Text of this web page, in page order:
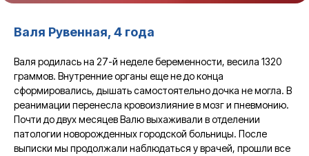
Валя Рувенная, 4 года
Валя родилась на 27-й неделе беременности, весила 1320
граммов. Внутренние органы еще не до конца
сформировались, дышать самостоятельно дочка не могла. В
реанимации перенесла кровоизлияние в мозг и пневмонию.
Почти до двух месяцев Валю выхаживали в отделении
патологии новорожденных городской больницы. После
выписки мы продолжали наблюдаться у врачей, прошли все